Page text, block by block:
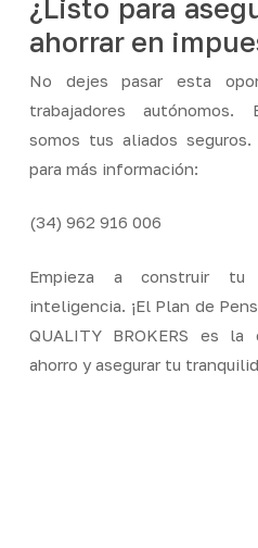
¿Listo para
ahorrar en
No dejes pasar esta
trabajadores autónomos.
somos tus aliados
para más información:
(34) 962 916 006
Empieza a construir tu
inteligencia. ¡El Plan de
QUALITY BROKERS es
ahorro y asegurar tu